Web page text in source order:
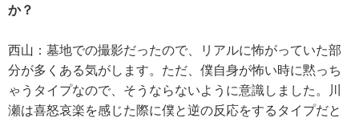
か？
西山：墓地での撮影だったので、リアルに怖がっていた部
分が多くある気がします。ただ、僕自身が怖い時に黙っち
ゃうタイプなので、そうならないように意識しました。川
瀬は喜怒哀楽を感じた際に僕と逆の反応をするタイプだと